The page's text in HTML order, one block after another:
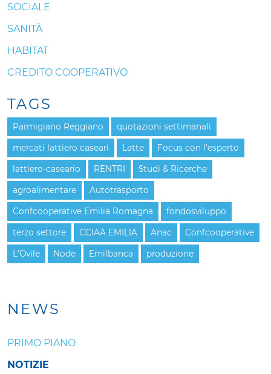
NEWS
PRIMO PIANO
NOTIZIE
SOCIALE
SANITÀ
HABITAT
CREDITO COOPERATIVO
TAGS
Parmigiano Reggiano quotazioni settimanali
mercati lattiero caseari Latte Focus con l'esperto
lattiero-caseario RENTRI Studi & Ricerche
agroalimentare Autotrasporto
Confcooperative Emilia Romagna fondosviluppo
terzo settore CCIAA EMILIA Anac Confcooperative
L'Ovile Node Emilbanca produzione